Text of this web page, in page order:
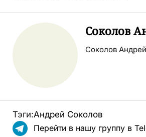
Соколов
Соколов Андрей
Тэги:Андрей Соколов
Перейти в нашу группу в